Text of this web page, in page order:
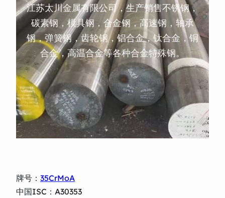
江苏太川金属有限公司，生产销售不锈钢，
碳素钢，模具钢，合金钢，高速钢，轴承
钢，弹簧钢，齿轮钢，铝合金，钛合金，铜
合金，高温合金等各种合金特殊钢。
牌号： 35CrMoA
中国ISC：A30353